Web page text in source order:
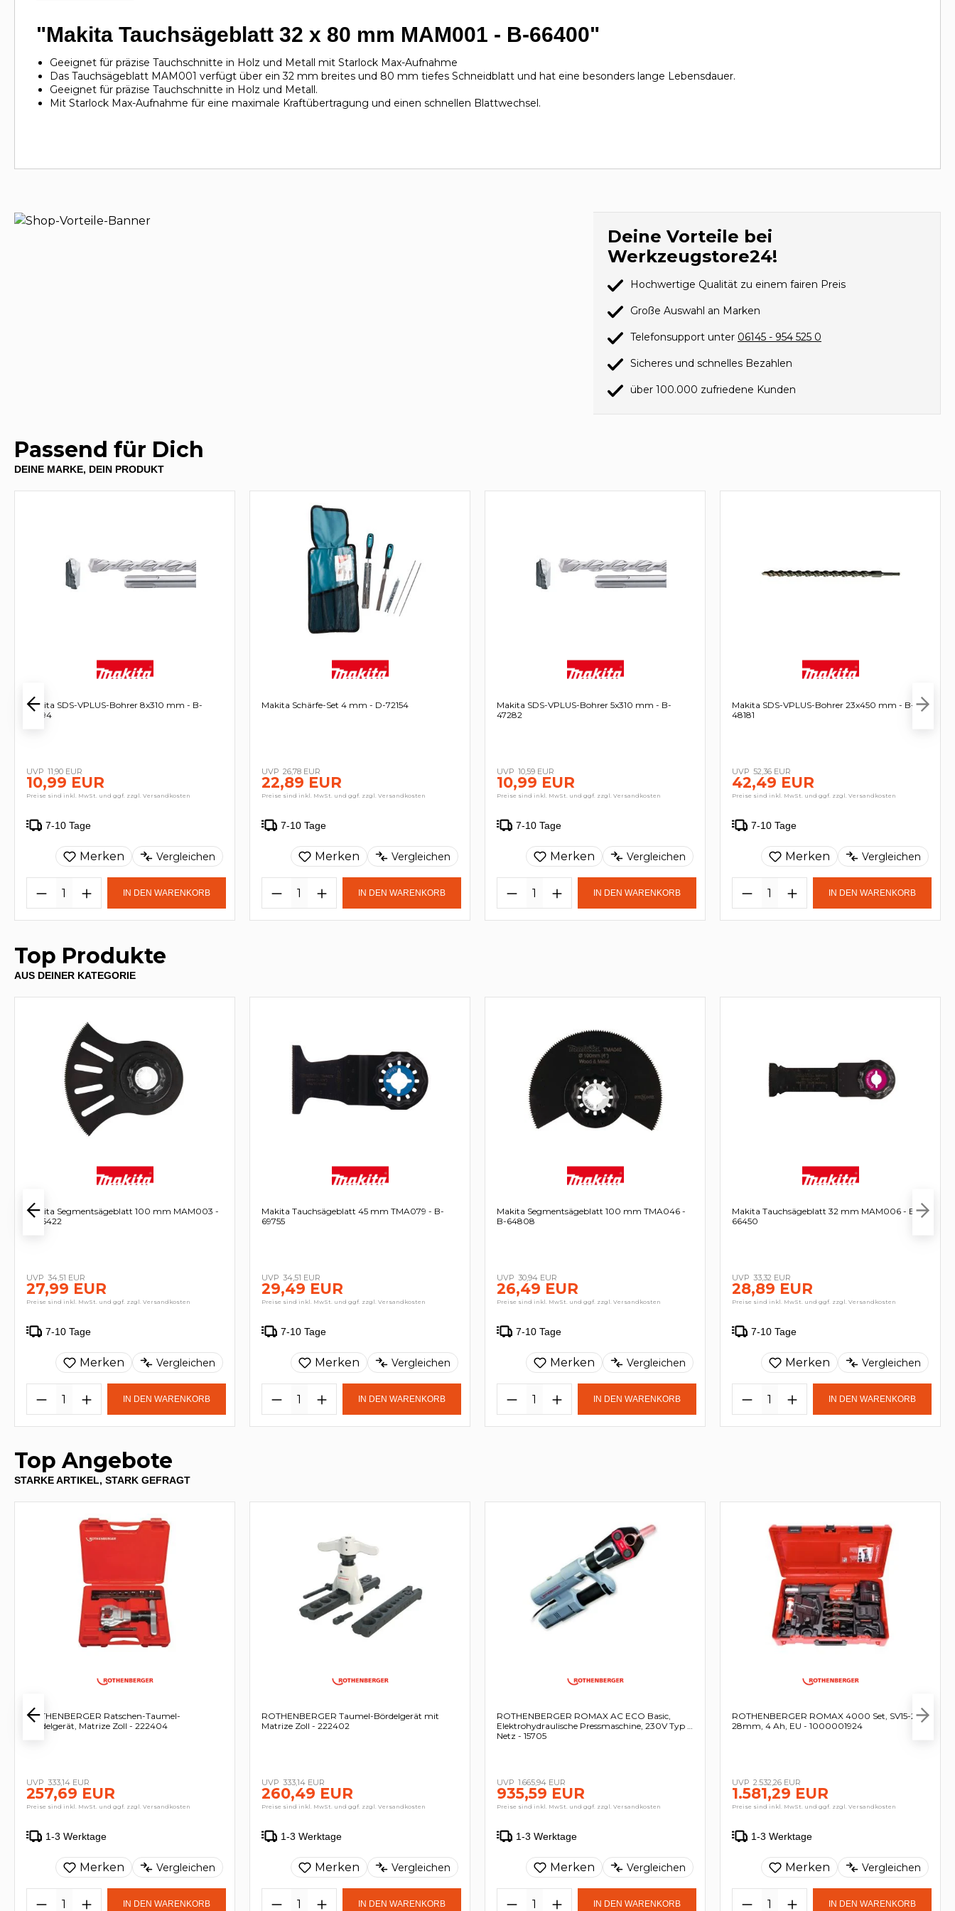
"Makita Tauchsägeblatt 32 x 80 mm MAM001 - B-66400"
Geeignet für präzise Tauchschnitte in Holz und Metall mit Starlock Max-Aufnahme
Das Tauchsägeblatt MAM001 verfügt über ein 32 mm breites und 80 mm tiefes Schneidblatt und hat eine besonders lange Lebensdauer.
Geeignet für präzise Tauchschnitte in Holz und Metall.
Mit Starlock Max-Aufnahme für eine maximale Kraftübertragung und einen schnellen Blattwechsel.
Deine Vorteile bei
Werkzeugstore24!
Hochwertige Qualität zu einem fairen Preis
Große Auswahl an Marken
Telefonsupport unter 06145 - 954 525 0
Sicheres und schnelles Bezahlen
über 100.000 zufriedene Kunden
Passend für Dich
DEINE MARKE, DEIN PRODUKT
Makita SDS-VPLUS-Bohrer 8x310 mm - B-
47494
11,90 EUR
10,99 EUR
Preise sind inkl. MwSt. und ggf. zzgl. Versandkosten
7-10 Tage
Merken Vergleichen
IN DEN WARENKORB
Makita Schärfe-Set 4 mm - D-72154
26,78 EUR
22,89 EUR
Preise sind inkl. MwSt. und ggf. zzgl. Versandkosten
7-10 Tage
Merken Vergleichen
IN DEN WARENKORB
Makita SDS-VPLUS-Bohrer 5x310 mm - B-
47282
10,59 EUR
10,99 EUR
Preise sind inkl. MwSt. und ggf. zzgl. Versandkosten
7-10 Tage
Merken Vergleichen
IN DEN WARENKORB
Makita SDS-VPLUS-Bohrer 23x450 mm - B-
48181
52,36 EUR
42,49 EUR
Preise sind inkl. MwSt. und ggf. zzgl. Versandkosten
7-10 Tage
Merken Vergleichen
IN DEN WARENKORB
Top Produkte
AUS DEINER KATEGORIE
Makita Segmentsägeblatt 100 mm MAM003 -
B-66422
34,51 EUR
27,99 EUR
Preise sind inkl. MwSt. und ggf. zzgl. Versandkosten
7-10 Tage
Merken Vergleichen
IN DEN WARENKORB
Makita Tauchsägeblatt 45 mm TMA079 - B-
69755
34,51 EUR
29,49 EUR
Preise sind inkl. MwSt. und ggf. zzgl. Versandkosten
7-10 Tage
Merken Vergleichen
IN DEN WARENKORB
Makita Segmentsägeblatt 100 mm TMA046 -
B-64808
30,94 EUR
26,49 EUR
Preise sind inkl. MwSt. und ggf. zzgl. Versandkosten
7-10 Tage
Merken Vergleichen
IN DEN WARENKORB
Makita Tauchsägeblatt 32 mm MAM006 - B-
66450
33,32 EUR
28,89 EUR
Preise sind inkl. MwSt. und ggf. zzgl. Versandkosten
7-10 Tage
Merken Vergleichen
IN DEN WARENKORB
Top Angebote
STARKE ARTIKEL, STARK GEFRAGT
ROTHENBERGER Ratschen-Taumel-
Bördelgerät, Matrize Zoll - 222404
333,14 EUR
257,69 EUR
Preise sind inkl. MwSt. und ggf. zzgl. Versandkosten
1-3 Werktage
Merken Vergleichen
IN DEN WARENKORB
ROTHENBERGER Taumel-Bördelgerät mit
Matrize Zoll - 222402
333,14 EUR
260,49 EUR
Preise sind inkl. MwSt. und ggf. zzgl. Versandkosten
1-3 Werktage
Merken Vergleichen
IN DEN WARENKORB
ROTHENBERGER ROMAX AC ECO Basic,
Elektrohydraulische Pressmaschine, 230V Typ C
Netz - 15705
1.665,94 EUR
935,59 EUR
Preise sind inkl. MwSt. und ggf. zzgl. Versandkosten
1-3 Werktage
Merken Vergleichen
IN DEN WARENKORB
ROTHENBERGER ROMAX 4000 Set, SV15-22-
28mm, 4 Ah, EU - 1000001924
2.532,26 EUR
1.581,29 EUR
Preise sind inkl. MwSt. und ggf. zzgl. Versandkosten
1-3 Werktage
Merken Vergleichen
IN DEN WARENKORB